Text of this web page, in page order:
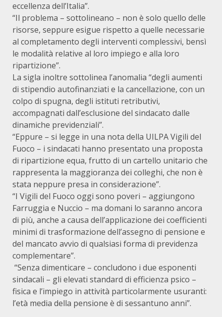
eccellenza dell’Italia”.
“Il problema – sottolineano – non è solo quello delle
risorse, seppure esigue rispetto a quelle necessarie
al completamento degli interventi complessivi, bensì
le modalità relative al loro impiego e alla loro
ripartizione”.
La sigla inoltre sottolinea l’anomalia “degli aumenti
di stipendio autofinanziati e la cancellazione, con un
colpo di spugna, degli istituti retributivi,
accompagnati dall’esclusione del sindacato dalle
dinamiche previdenziali”.
“Eppure – si legge in una nota della UILPA Vigili del
Fuoco – i sindacati hanno presentato una proposta
di ripartizione equa, frutto di un cartello unitario che
rappresenta la maggioranza dei colleghi, che non è
stata neppure presa in considerazione”.
“I Vigili del Fuoco oggi sono poveri – aggiungono
Farruggia e Nuccio – ma domani lo saranno ancora
di più, anche a causa dell’applicazione dei coefficienti
minimi di trasformazione dell’assegno di pensione e
del mancato avvio di qualsiasi forma di previdenza
complementare”.
“Senza dimenticare – concludono i due esponenti
sindacali – gli elevati standard di efficienza psico –
fisica e l’impiego in attività particolarmente usuranti:
l’età media della pensione è di sessantuno anni”.